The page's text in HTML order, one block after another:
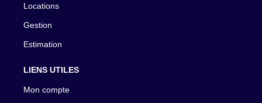
Locations
Gestion
Estimation
LIENS UTILES
Mon compte